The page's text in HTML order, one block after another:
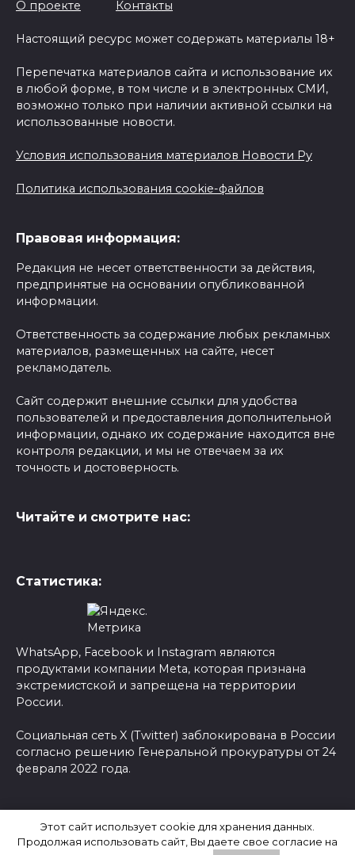
О проекте Контакты
Настоящий ресурс может содержать материалы 18+
Перепечатка материалов сайта и использование их
в любой форме, в том числе и в электронных СМИ,
возможно только при наличии активной ссылки на
использованные новости.
Условия использования материалов Новости Ру
Политика использования cookie-файлов
Правовая информация:
Редакция не несет ответственности за действия,
предпринятые на основании опубликованной
информации.
Ответственность за содержание любых рекламных
материалов, размещенных на сайте, несет
рекламодатель.
Сайт содержит внешние ссылки для удобства
пользователей и предоставления дополнительной
информации, однако их содержание находится вне
контроля редакции, и мы не отвечаем за их
точность и достоверность.
Читайте и смотрите нас:
Статистика:
WhatsApp, Facebook и Instagram являются
продуктами компании Meta, которая признана
экстремистской и запрещена на территории
России.
Социальная сеть X (Twitter) заблокирована в России
согласно решению Генеральной прокуратуры от 24
февраля 2022 года.
Последние новости России
Этот сайт использует cookie для хранения данных.
Продолжая использовать сайт, Вы даете свое согласие на